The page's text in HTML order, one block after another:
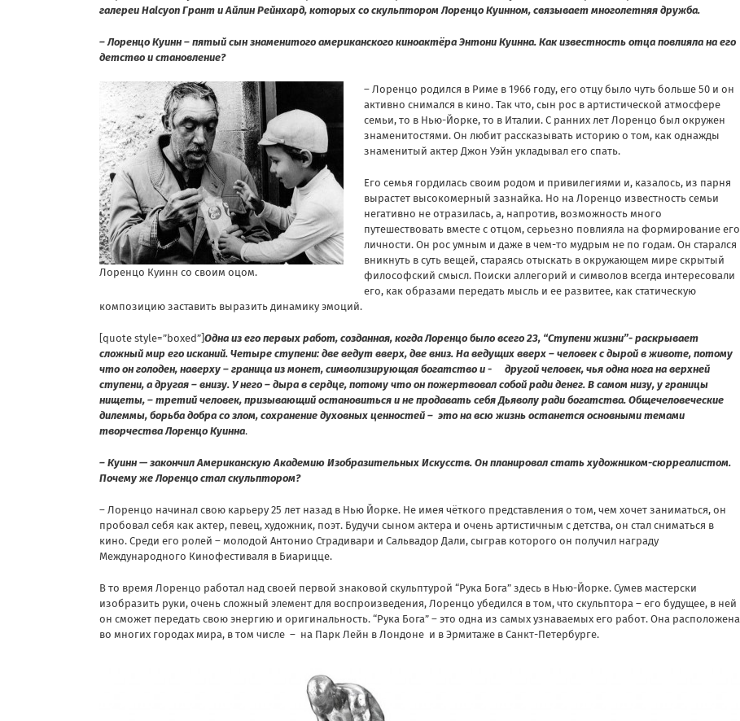
галереи Halcyon Грант и Айлин Рейнхард, которых со скульптором Лоренцо Куинном, связывает многолетняя дружба.
– Лоренцо Куинн – пятый сын знаменитого американского киноактёра Энтони Куинна. Как известность отца повлияла на его
детство и становление?
Лоренцо Куинн со своим оцом.
– Лоренцо родился в Риме в 1966 году, его отцу было чуть больше 50 и он
активно снимался в кино. Так что, сын рос в артистической атмосфере
семьи, то в Нью-Йорке, то в Италии. С ранних лет Лоренцо был окружен
знаменитостями. Он любит рассказывать историю о том, как однажды
знаменитый актер Джон Уэйн укладывал его спать.
Его семья гордилась своим родом и привилегиями и, казалось, из парня
вырастет высокомерный зазнайка. Но на Лоренцо известность семьи
негативно не отразилась, а, напротив, возможность много
путешествовать вместе с отцом, серьезно повлияла на формирование его
личности. Он рос умным и даже в чем-то мудрым не по годам. Он старался
вникнуть в суть вещей, стараясь отыскать в окружающем мире скрытый
философский смысл. Поиски аллегорий и символов всегда интересовали
его, как образами передать мысль и ее развитее, как статическую
композицию заставить выразить динамику эмоций.
[quote style=”boxed”] Одна из его первых работ, созданная, когда Лоренцо было всего 23, “Ступени жизни”- раскрывает
сложный мир его исканий. Четыре ступени: две ведут вверх, две вниз. На ведущих вверх – человек с дырой в животе, потому
что он голоден, наверху – граница из монет, символизирующая богатство и - другой человек, чья одна нога на верхней
ступени, а другая – внизу. У него – дыра в сердце, потому что он пожертвовал собой ради денег. В самом низу, у границы
нищеты, – третий человек, призывающий остановиться и не продавать себя Дьяволу ради богатства. Общечеловеческие
дилеммы, борьба добра со злом, сохранение духовных ценностей – это на всю жизнь останется основными темами
творчества Лоренцо Куинна.
– Куинн — закончил Американскую Академию Изобразительных Искусств. Он планировал стать художником-сюрреалистом.
Почему же Лоренцо стал скульптором?
– Лоренцо начинал свою карьеру 25 лет назад в Нью Йорке. Не имея чёткого представления о том, чем хочет заниматься, он
пробовал себя как актер, певец, художник, поэт. Будучи сыном актера и очень артистичным с детства, он стал сниматься в
кино. Среди его ролей – молодой Антонио Страдивари и Сальвадор Дали, сыграв которого он получил награду
Международного Кинофестиваля в Биарицце.
В то время Лоренцо работал над своей первой знаковой скульптурой “Рука Бога” здесь в Нью-Йорке. Сумев мастерски
изобразить руки, очень сложный элемент для воспроизведения, Лоренцо убедился в том, что скульптора – его будущее, в ней
он сможет передать свою энергию и оригинальность. “Рука Бога” – это одна из самых узнаваемых его работ. Она расположена
во многих городах мира, в том числе – на Парк Лейн в Лондоне и в Эрмитаже в Санкт-Петербурге.